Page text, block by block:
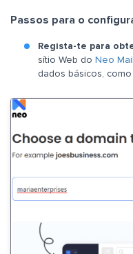
Passos para o
Regista-te para
sítio Web do Neo Mail
dados básicos,